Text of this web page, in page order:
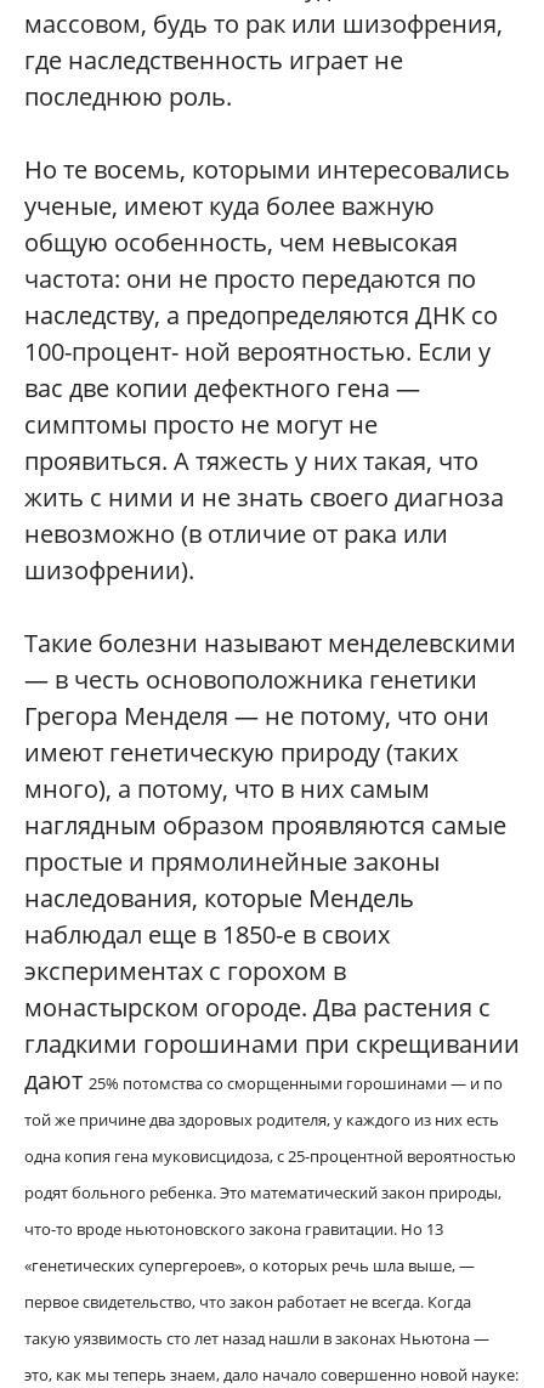
массовом, будь то рак или шизофрения,
где наследственность играет не
последнюю роль.
Но те восемь, которыми интересовались
ученые, имеют куда более важную
общую особенность, чем невысокая
частота: они не просто передаются по
наследству, а предопределяются ДНК со
100-процент- ной вероятностью. Если у
вас две копии дефектного гена —
симптомы просто не могут не
проявиться. А тяжесть у них такая, что
жить с ними и не знать своего диагноза
невозможно (в отличие от рака или
шизофрении).
Такие болезни называют менделевскими
— в честь основоположника генетики
Грегора Менделя — не потому, что они
имеют генетическую природу (таких
много), а потому, что в них самым
наглядным образом проявляются самые
простые и прямолинейные законы
наследования, которые Мендель
наблюдал еще в 1850-е в своих
экспериментах с горохом в
монастырском огороде. Два растения с
гладкими горошинами при скрещивании
дают 25% потомства со сморщенными горошинами — и по
той же причине два здоровых родителя, у каждого из них есть
одна копия гена муковисцидоза, с 25-процентной вероятностью
родят больного ребенка. Это математический закон природы,
что-то вроде ньютоновского закона гравитации. Но 13
«генетических супергероев», о которых речь шла выше, —
первое свидетельство, что закон работает не всегда. Когда
такую уязвимость сто лет назад нашли в законах Ньютона —
это, как мы теперь знаем, дало начало совершенно новой науке: